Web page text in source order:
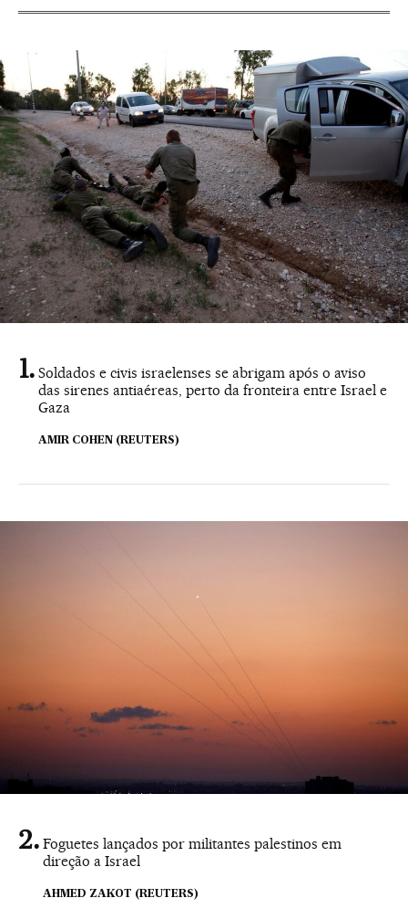
Soldados e civis israelenses se abrigam após o aviso
das sirenes antiaéreas, perto da fronteira entre Israel e
Gaza
AMIR COHEN (REUTERS)
Foguetes lançados por militantes palestinos em
direção a Israel
AHMED ZAKOT (REUTERS)